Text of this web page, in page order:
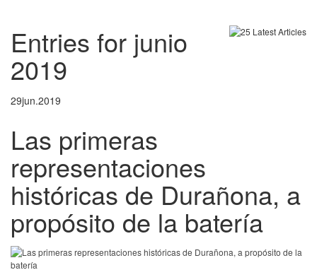
Entries for junio
2019
29jun.2019
Las primeras
representaciones
históricas de Durañona, a
propósito de la batería